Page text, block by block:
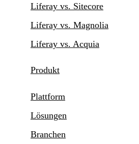
Liferay vs. Sitecore
Liferay vs. Magnolia
Liferay vs. Acquia
Produkt
Plattform
Lösungen
Branchen